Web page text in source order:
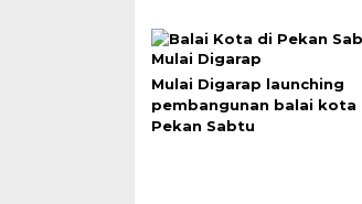
Mulai Digarap launching
pembangunan balai kota
Pekan Sabtu